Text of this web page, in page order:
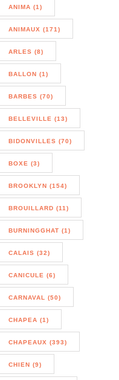
ANIMA (1)
ANIMAUX (171)
ARLES (8)
BALLON (1)
BARBES (70)
BELLEVILLE (13)
BIDONVILLES (70)
BOXE (3)
BROOKLYN (154)
BROUILLARD (11)
BURNINGGHAT (1)
CALAIS (32)
CANICULE (6)
CARNAVAL (50)
CHAPEA (1)
CHAPEAUX (393)
CHIEN (9)